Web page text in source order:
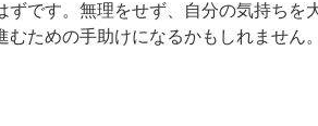
です。無理をせず、自分の気持ちを
ための手助けになるかもしれません